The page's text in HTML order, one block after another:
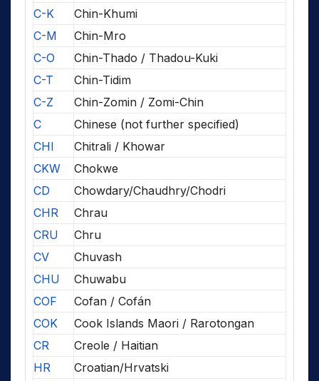
C-K
Chin-Khumi
C-M
Chin-Mro
C-O
Chin-Thado / Thadou-Kuki
C-T
Chin-Tidim
C-Z
Chin-Zomin / Zomi-Chin
C
Chinese (not further specified)
CHI
Chitrali / Khowar
CKW
Chokwe
CD
Chowdary/Chaudhry/Chodri
CHR
Chrau
CRU
Chru
CV
Chuvash
CHU
Chuwabu
COF
Cofan / Cofán
COK
Cook Islands Maori / Rarotongan
CR
Creole / Haitian
HR
Croatian/Hrvatski